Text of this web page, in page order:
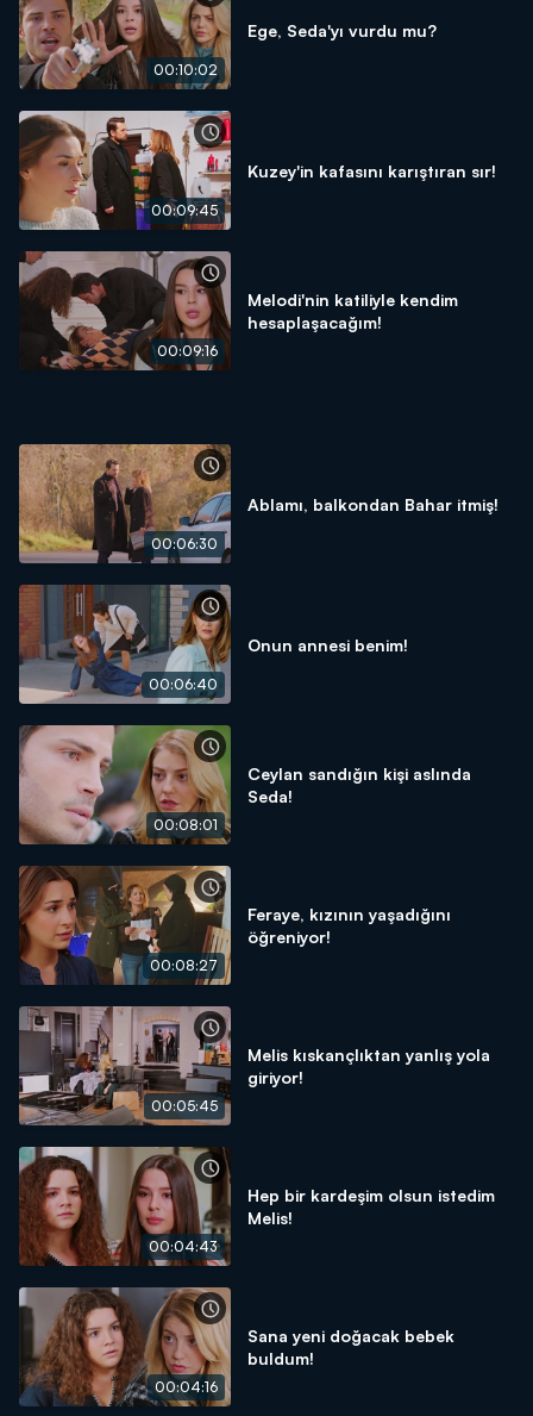
00:10:02
Ege, Seda'yı vurdu mu?
00:09:45
Kuzey'in kafasını karıştıran sır!
00:09:16
Melodi'nin katiliyle kendim
hesaplaşacağım!
00:06:30
Ablamı, balkondan Bahar itmiş!
00:06:40
Onun annesi benim!
00:08:01
Ceylan sandığın kişi aslında
Seda!
00:08:27
Feraye, kızının yaşadığını
öğreniyor!
00:05:45
Melis kıskançlıktan yanlış yola
giriyor!
00:04:43
Hep bir kardeşim olsun istedim
Melis!
00:04:16
Sana yeni doğacak bebek
buldum!